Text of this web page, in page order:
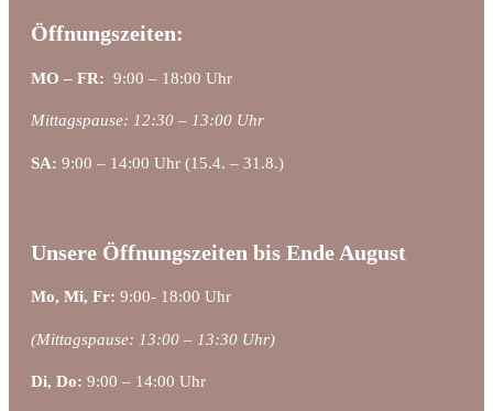
Öffnungszeiten:
MO – FR: 9:00 – 18:00 Uhr
Mittagspause: 12:30 – 13:00 Uhr
SA: 9:00 – 14:00 Uhr (15.4. – 31.8.)
Unsere Öffnungszeiten bis Ende August
Mo, Mi, Fr: 9:00- 18:00 Uhr
(Mittagspause: 13:00 – 13:30 Uhr)
Di, Do: 9:00 – 14:00 Uhr